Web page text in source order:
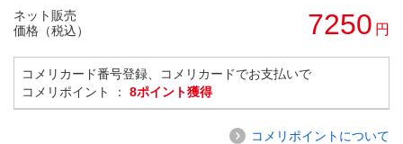
ネット販売
価格（税込）
7250 円
コメリカード番号登録、コメリカードでお支払いで
コメリポイント ： 8ポイント獲得
コメリポイントについて